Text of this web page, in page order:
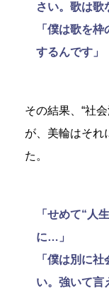
さい。歌は歌
「僕は歌を
するんです」
その結果、“社
が、美輪はそれ
た。
「せめて“人
に…」
「僕は別に
い。強いて言